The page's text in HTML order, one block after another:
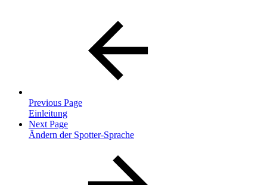
Previous Page
Einleitung
Next Page
Ändern der Spotter-Sprache